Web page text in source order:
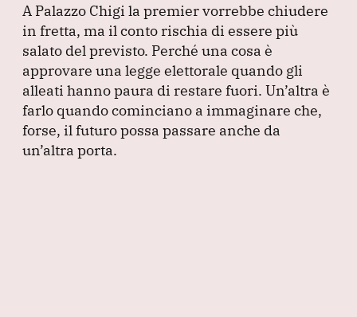
A Palazzo Chigi la premier vorrebbe chiudere
in fretta, ma il conto rischia di essere più
salato del previsto. Perché una cosa è
approvare una legge elettorale quando gli
alleati hanno paura di restare fuori. Un’altra è
farlo quando cominciano a immaginare che,
forse, il futuro possa passare anche da
un’altra porta.